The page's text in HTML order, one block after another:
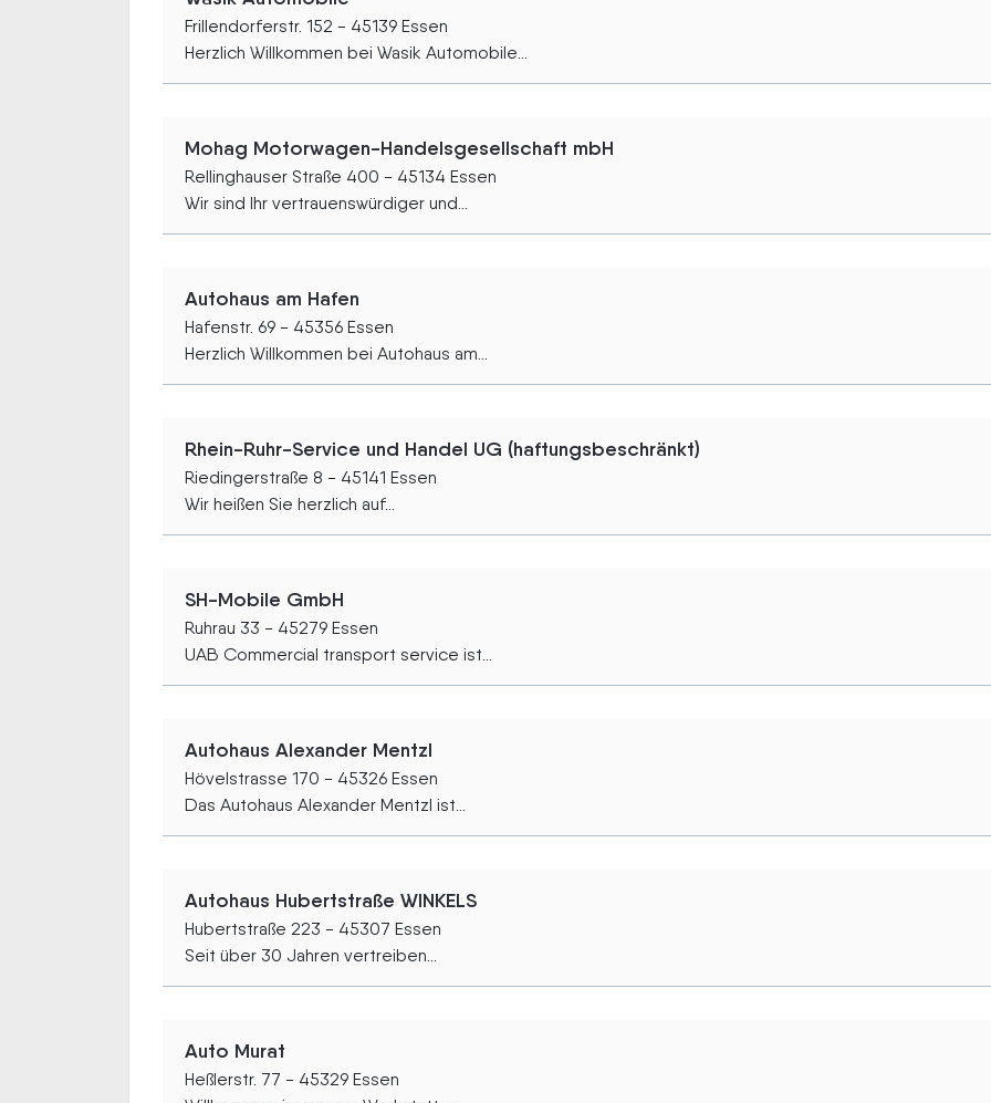
Frillendorferstr. 152 - 45139 Essen
Herzlich Willkommen bei Wasik Automobile...
Mohag Motorwagen-Handelsgesellschaft mbH
Rellinghauser Straße 400 - 45134 Essen
Wir sind Ihr vertrauenswürdiger und...
Autohaus am Hafen
Hafenstr. 69 - 45356 Essen
Herzlich Willkommen bei Autohaus am...
Rhein-Ruhr-Service und Handel UG (haftungsbeschränkt)
Riedingerstraße 8 - 45141 Essen
Wir heißen Sie herzlich auf...
SH-Mobile GmbH
Ruhrau 33 - 45279 Essen
UAB Commercial transport service ist...
Autohaus Alexander Mentzl
Hövelstrasse 170 - 45326 Essen
Das Autohaus Alexander Mentzl ist...
Autohaus Hubertstraße WINKELS
Hubertstraße 223 - 45307 Essen
Seit über 30 Jahren vertreiben...
Auto Murat
Heßlerstr. 77 - 45329 Essen